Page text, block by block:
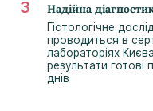
Надійна
Гістологічне
проводиться в
лабораторіях
результати готові
днів